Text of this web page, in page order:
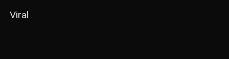
Viral